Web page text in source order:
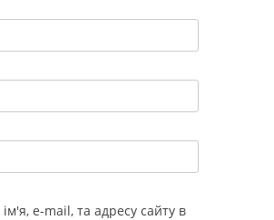
e-mail, та адресу сайту в